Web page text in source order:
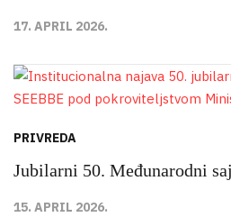
17. APRIL 2026.
PRIVREDA
Jubilarni 50. Međunarodni
15. APRIL 2026.